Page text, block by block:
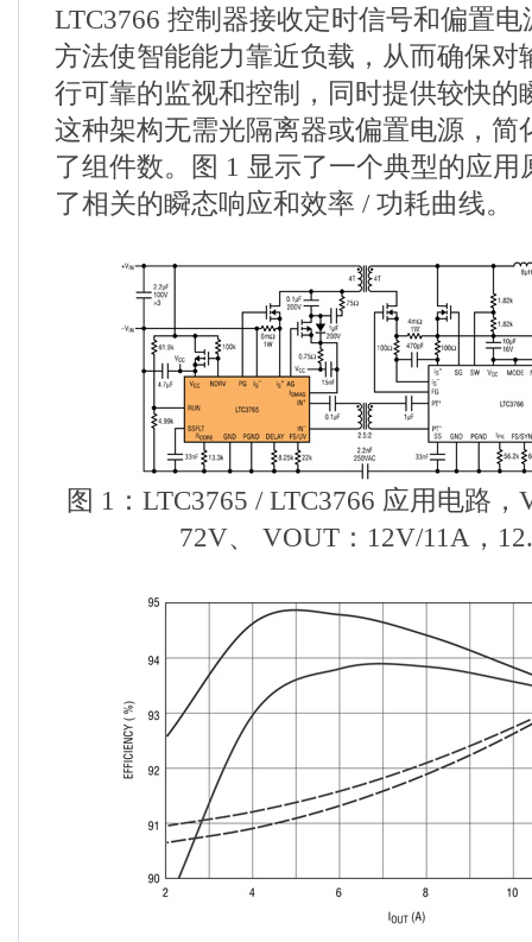
LTC3766 控制器接收定时信号和偏置
方法使智能能力靠近负载，从而确保对
行可靠的监视和控制，同时提供较快的
这种架构无需光隔离器或偏置电源，简
了组件数。图 1 显示了一个典型的应用
了相关的瞬态响应和效率 / 功耗曲线。
图 1：LTC3765 / LTC3766 应用电路
72V、 VOUT：12V/11A ，